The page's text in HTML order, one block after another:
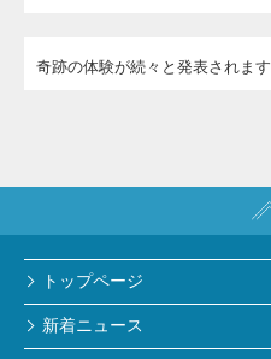
奇跡の体験が続々と発表されます
トップページ
新着ニュース